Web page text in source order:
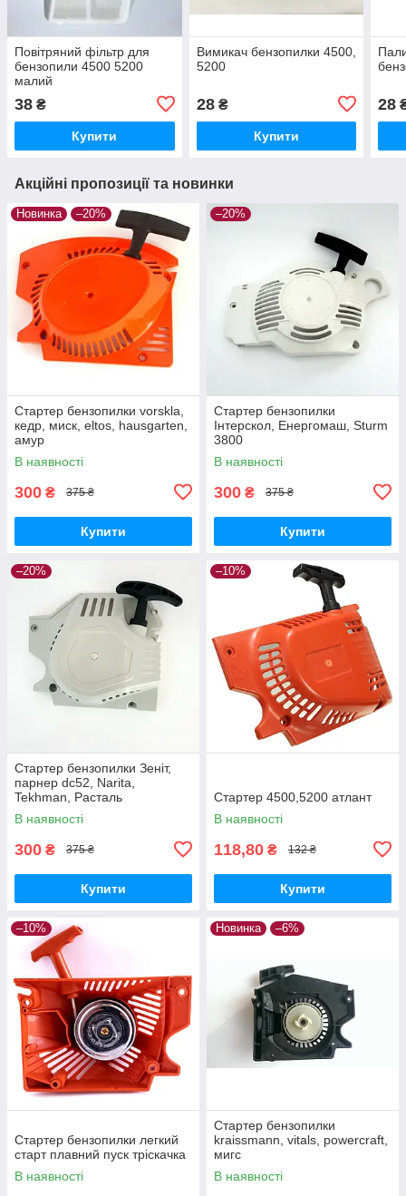
Повітряний фільтр для
бензопили 4500 5200
малий
38 ₴
Купити
Вимикач бензопилки 4500,
5200
28₴
Купити
28
Акційні пропозиції та новинки
Новинка –20%
Стартер бензопилки vorskla,
кедр, миск, eltos, hausgarten,
амур
В наявності
300 ₴ 375 ₴
Купити
–20%
Стартер бензопилки
Інтерскол, Енергомаш, Sturm
3800
В наявності
300 ₴ 375 ₴
Купити
–20%
Стартер бензопилки Зеніт,
парнер dc52, Narita,
Tekhman, Расталь
В наявності
300 ₴ 375 ₴
Купити
–10%
Стартер 4500,5200 атлант
В наявності
118,80 ₴ 132 ₴
Купити
–10%
Стартер бензопилки легкий
старт плавний пуск тріскачка
В наявності
Новинка –6%
Стартер бензопилки
kraissmann, vitals, powercraft,
мигс
В наявності